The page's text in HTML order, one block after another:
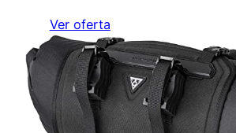
Ver oferta